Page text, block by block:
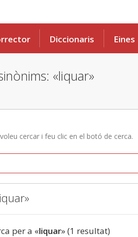
Diccionaris Eines
«liquar»
cercar i feu clic en el botó de cerca.
per a «liquar» (1 resultat)